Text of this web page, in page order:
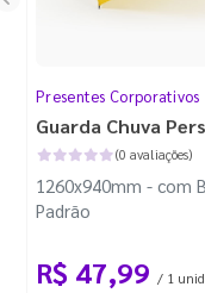
Presentes Corporativos
Guarda Chuva
(0 avaliações)
1260x940mm - com
Padrão
R$ 47,99 / 1